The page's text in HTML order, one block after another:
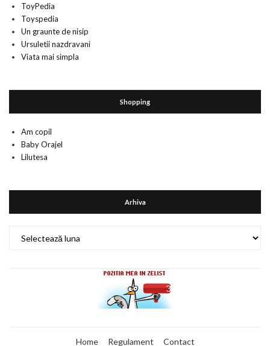
ToyPedia
Toyspedia
Un graunte de nisip
Ursuletii nazdravani
Viata mai simpla
Shopping
Am copil
Baby Orajel
Lilutesa
Arhiva
Home Regulament Contact